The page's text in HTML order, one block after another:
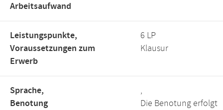
Arbeitsaufwand
Leistungspunkte,
Voraussetzungen zum
Erwerb
6 LP
Klausur
Sprache,
Benotung
,
Die Benotung erfolgt